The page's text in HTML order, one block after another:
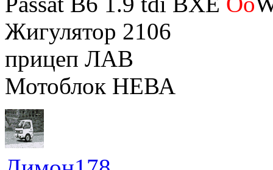
Жигулятор 2106
прицеп ЛАВ
Мотоблок НЕВА